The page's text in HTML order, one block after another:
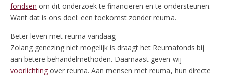
fondsen om dit onderzoek te financieren en te ondersteunen.
Want dat is ons doel: een toekomst zonder reuma.
Beter leven met reuma vandaag
Zolang genezing niet mogelijk is draagt het Reumafonds bij
aan betere behandelmethoden. Daarnaast geven wij
voorlichting over reuma. Aan mensen met reuma, hun directe